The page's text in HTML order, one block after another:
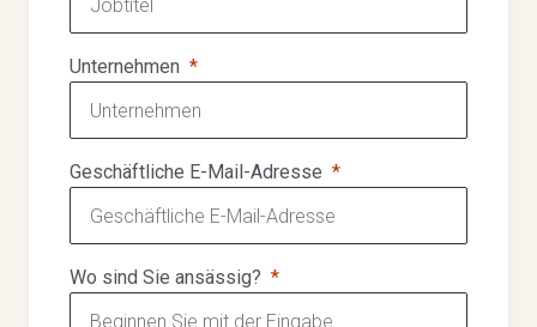
Unternehmen
Geschäftliche E-Mail-Adresse
Wo sind Sie ansässig?